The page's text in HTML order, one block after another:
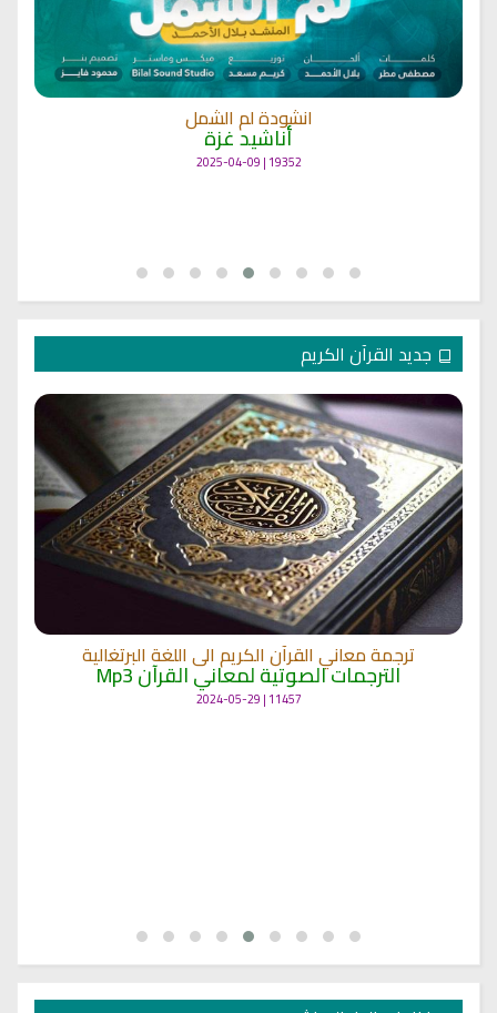
انشودة لم الشمل
أناشيد غزة
19352 | 2025-04-09
جديد القرآن الكريم
ترجمة معاني القرآن الكريم الى اللغة البرتغالية
الترجمات الصوتية لمعاني القرآن Mp3
11457 | 2024-05-29